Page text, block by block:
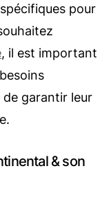
pour
, il est important
garantir leur
& son